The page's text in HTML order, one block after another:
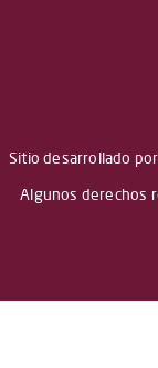
Sitio desarrollado
Algunos derechos